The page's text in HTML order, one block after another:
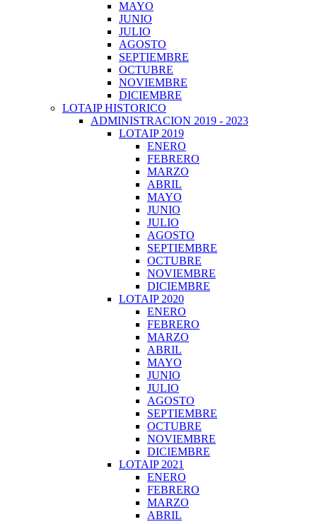
MAYO
JUNIO
JULIO
AGOSTO
SEPTIEMBRE
OCTUBRE
NOVIEMBRE
DICIEMBRE
LOTAIP HISTORICO
ADMINISTRACION 2019 - 2023
LOTAIP 2019
ENERO
FEBRERO
MARZO
ABRIL
MAYO
JUNIO
JULIO
AGOSTO
SEPTIEMBRE
OCTUBRE
NOVIEMBRE
DICIEMBRE
LOTAIP 2020
ENERO
FEBRERO
MARZO
ABRIL
MAYO
JUNIO
JULIO
AGOSTO
SEPTIEMBRE
OCTUBRE
NOVIEMBRE
DICIEMBRE
LOTAIP 2021
ENERO
FEBRERO
MARZO
ABRIL